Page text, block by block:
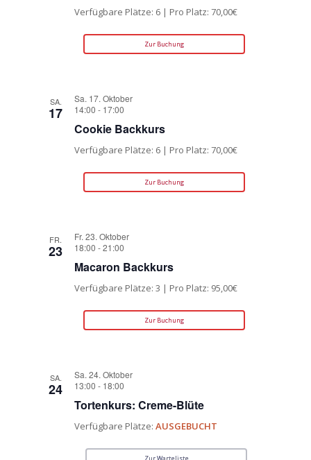
Verfügbare Plätze: 6 | Pro Platz: 70,00€
Zur Buchung
SA.
17
Sa. 17. Oktober
14:00 - 17:00
Cookie Backkurs
Verfügbare Plätze: 6 | Pro Platz: 70,00€
Zur Buchung
FR.
23
Fr. 23. Oktober
18:00 -21:00
Macaron Backkurs
Verfügbare Plätze: 3 | Pro Platz: 95,00€
Zur Buchung
SA.
24
Sa. 24. Oktober
13:00 - 18:00
Tortenkurs: Creme-Blüte
Verfügbare Plätze:AUSGEBUCHT